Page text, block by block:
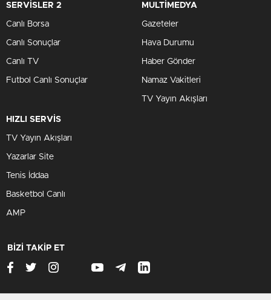
SERVİSLER 2
Canlı Borsa
Canlı Sonuçlar
Canlı TV
Futbol Canlı Sonuçlar
MULTİMEDYA
Gazeteler
Hava Durumu
Haber Gönder
Namaz Vakitleri
TV Yayın Akışları
HIZLI SERVİS
TV Yayın Akışları
Yazarlar Site
Tenis İddaa
Basketbol Canlı
AMP
BİZİ TAKİP ET